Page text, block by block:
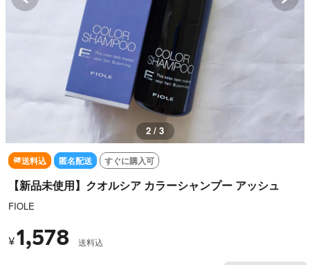
2 / 3
送料込 匿名配送 すぐに購入可
【新品未使用】クオルシア カラーシャンプー アッシュ
FIOLE
¥1,578 送料込